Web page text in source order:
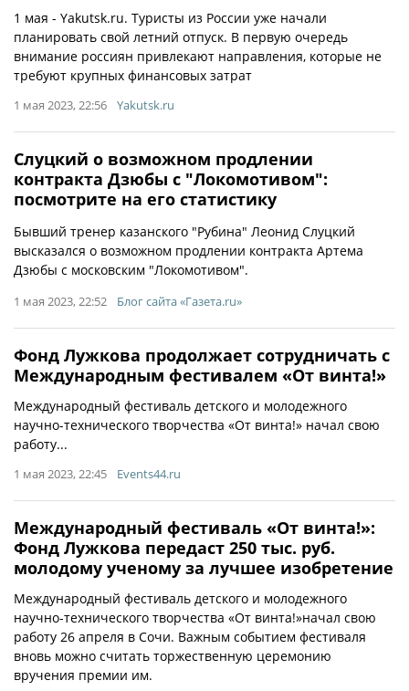
1 мая - Yakutsk.ru. Туристы из России уже начали
планировать свой летний отпуск. В первую очередь
внимание россиян привлекают направления, которые не
требуют крупных финансовых затрат
1 мая 2023, 22:56 Yakutsk.ru
Слуцкий о возможном продлении
контракта Дзюбы с "Локомотивом":
посмотрите на его статистику
Бывший тренер казанского "Рубина" Леонид Слуцкий
высказался о возможном продлении контракта Артема
Дзюбы с московским "Локомотивом".
1 мая 2023, 22:52 Блог сайта «Газета.ru»
Фонд Лужкова продолжает сотрудничать с
Международным фестивалем «От винта!»
Международный фестиваль детского и молодежного
научно-технического творчества «От винта!» начал свою
работу...
1 мая 2023, 22:45 Events44.ru
Международный фестиваль «От винта!»:
Фонд Лужкова передаст 250 тыс. руб.
молодому ученому за лучшее изобретение
Международный фестиваль детского и молодежного
научно-технического творчества «От винта!»начал свою
работу 26 апреля в Сочи. Важным событием фестиваля
вновь можно считать торжественную церемонию
вручения премии им.